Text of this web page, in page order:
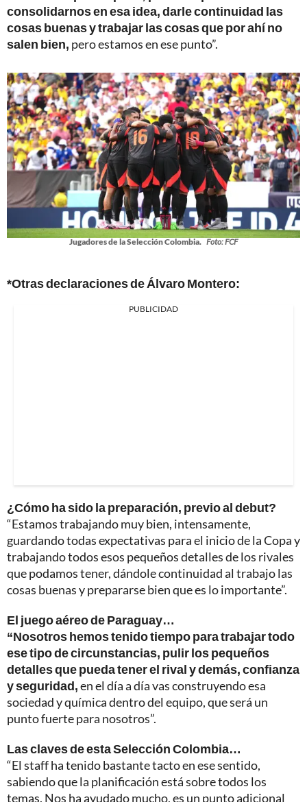
consolidarnos en esa idea, darle continuidad las
cosas buenas y trabajar las cosas que por ahí no
salen bien, pero estamos en ese punto”.
Jugadores de la Selección Colombia. Foto: FCF
*Otras declaraciones de Álvaro Montero:
PUBLICIDAD
¿Cómo ha sido la preparación, previo al debut?
“Estamos trabajando muy bien, intensamente,
guardando todas expectativas para el inicio de la Copa y
trabajando todos esos pequeños detalles de los rivales
que podamos tener, dándole continuidad al trabajo las
cosas buenas y prepararse bien que es lo importante”.
El juego aéreo de Paraguay…
“Nosotros hemos tenido tiempo para trabajar todo
ese tipo de circunstancias, pulir los pequeños
detalles que pueda tener el rival y demás, confianza
y seguridad,en el día a día vas construyendo esa
sociedad y química dentro del equipo, que será un
punto fuerte para nosotros”.
Las claves de esta Selección Colombia…
“El staff ha tenido bastante tacto en ese sentido,
sabiendo que la planificación está sobre todos los
temas. Nos ha ayudado mucho, es un punto adicional